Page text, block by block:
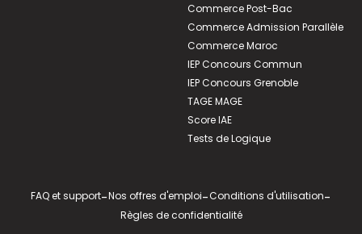
Commerce Post-Bac
Commerce Admission Parallèle
Commerce Maroc
IEP Concours Commun
IEP Concours Grenoble
TAGE MAGE
Score IAE
Tests de Logique
FAQ et support-Nos offres d'emploi-Conditions d'utilisation-
Règles de confidentialité